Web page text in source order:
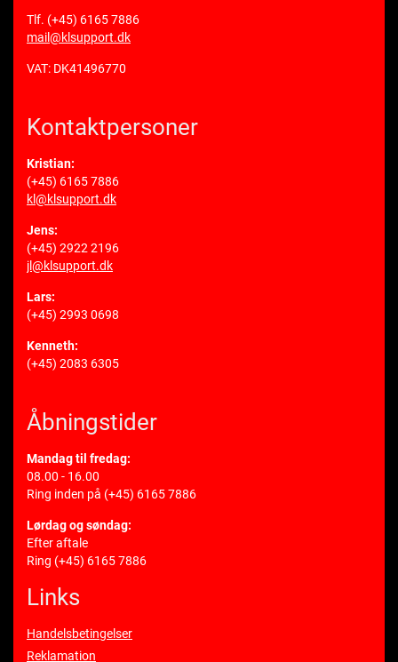
Tlf. (+45) 6165 7886
mail@klsupport.dk
VAT: DK41496770
Kontaktpersoner
Kristian:
(+45) 6165 7886
kl@klsupport.dk
Jens:
(+45) 2922 2196
jl@klsupport.dk
Lars:
(+45) 2993 0698
Kenneth:
(+45) 2083 6305
Åbningstider
Mandag til fredag:
08.00 - 16.00
Ring inden på (+45) 6165 7886
Lørdag og søndag:
Efter aftale
Ring (+45) 6165 7886
Links
Handelsbetingelser
Reklamation